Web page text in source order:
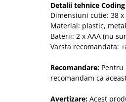
Detalii tehnice
Dimensiuni cutie: 38 x
Material: plastic, metal
Baterii: 2 x AAA (nu
Varsta recomandata:
Recomandare: Pentru
recomandam ca
Avertizare: Acest